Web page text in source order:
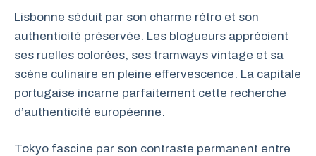
Lisbonne séduit par son charme rétro et son
authenticité préservée. Les blogueurs apprécient
ses ruelles colorées, ses tramways vintage et sa
scène culinaire en pleine effervescence. La capitale
portugaise incarne parfaitement cette recherche
d’authenticité européenne.
Tokyo fascine par son contraste permanent entre